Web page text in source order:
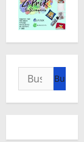
Buscar: